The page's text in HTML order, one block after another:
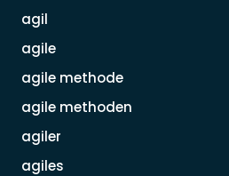
agil
agile
agile methode
agile methoden
agiler
agiles